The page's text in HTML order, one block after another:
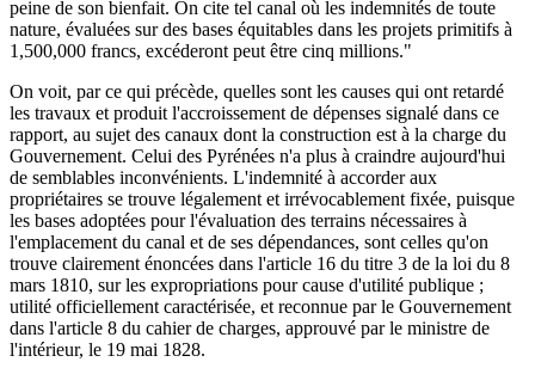
peine de son bienfait. On cite tel canal où les indemnités de toute
nature, évaluées sur des bases équitables dans les projets primitifs à
1,500,000 francs, excéderont peut être cinq millions."
On voit, par ce qui précède, quelles sont les causes qui ont retardé
les travaux et produit l'accroissement de dépenses signalé dans ce
rapport, au sujet des canaux dont la construction est à la charge du
Gouvernement. Celui des Pyrénées n'a plus à craindre aujourd'hui
de semblables inconvénients. L'indemnité à accorder aux
propriétaires se trouve légalement et irrévocablement fixée, puisque
les bases adoptées pour l'évaluation des terrains nécessaires à
l'emplacement du canal et de ses dépendances, sont celles qu'on
trouve clairement énoncées dans l'article 16 du titre 3 de la loi du 8
mars 1810, sur les expropriations pour cause d'utilité publique ;
utilité officiellement caractérisée, et reconnue par le Gouvernement
dans l'article 8 du cahier de charges, approuvé par le ministre de
l'intérieur, le 19 mai 1828.